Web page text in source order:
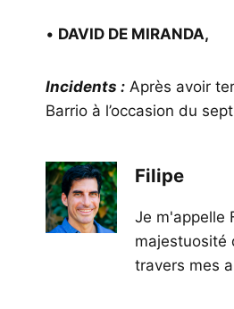
• DAVID DE MIRANDA,
Incidents : Après avoir
Barrio à l’occasion du
Filipe
Je m'appelle
majestuosité
travers mes